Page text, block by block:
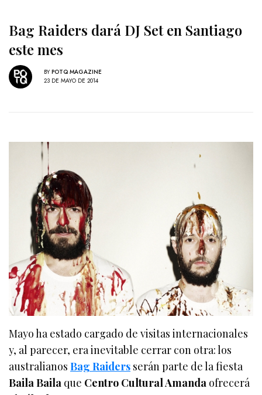
Bag Raiders dará DJ Set en Santiago
este mes
BY POTQ MAGAZINE
23 DE MAYO DE 2014
Mayo ha estado cargado de visitas internacionales
y, al parecer, era inevitable cerrar con otra: los
australianosBag Raiders serán parte de la fiesta
Baila Baila que Centro Cultural Amanda ofrecerá